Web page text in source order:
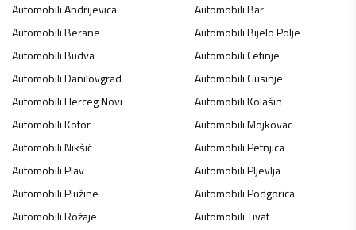
AutomobiliAndrijevica AutomobiliBar
AutomobiliBerane AutomobiliBijelo Polje
AutomobiliBudva AutomobiliCetinje
AutomobiliDanilovgrad AutomobiliGusinje
AutomobiliHerceg Novi AutomobiliKolašin
AutomobiliKotor AutomobiliMojkovac
AutomobiliNikšić AutomobiliPetnjica
AutomobiliPlav AutomobiliPljevlja
AutomobiliPlužine AutomobiliPodgorica
AutomobiliRožaje AutomobiliTivat